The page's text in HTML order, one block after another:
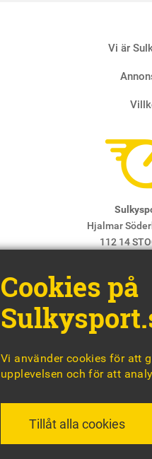
Vi är
Hjalmar
112 14
Chefredaktör & ansvarig
Cookies på
Vi använder cookies för att
upplevelsen och för att
Tillåt alla cookies